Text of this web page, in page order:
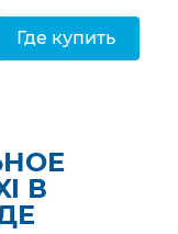
Где купить
В